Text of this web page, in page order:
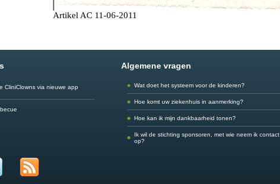
Artikel AC 11-06-2011
CliniClowns via nieuwe app
Algemene vragen
Wat doet het systeem voor de kinderen?
Hoe komt uw ziekenhuis in aanmerking?
Hoe kan ik mijn dankbaarheid tonen?
Ik wil de stichting sponsoren, met wie neem ik contact
op?